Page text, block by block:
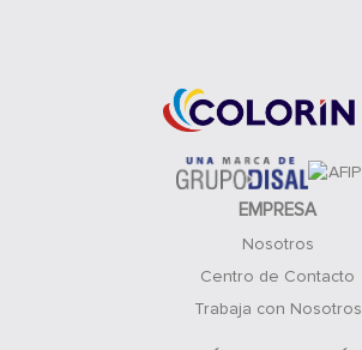
EMPRESA
Nosotros
Centro de Contacto
Trabaja con Nosotros